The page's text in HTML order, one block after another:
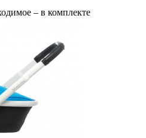
– в комплекте